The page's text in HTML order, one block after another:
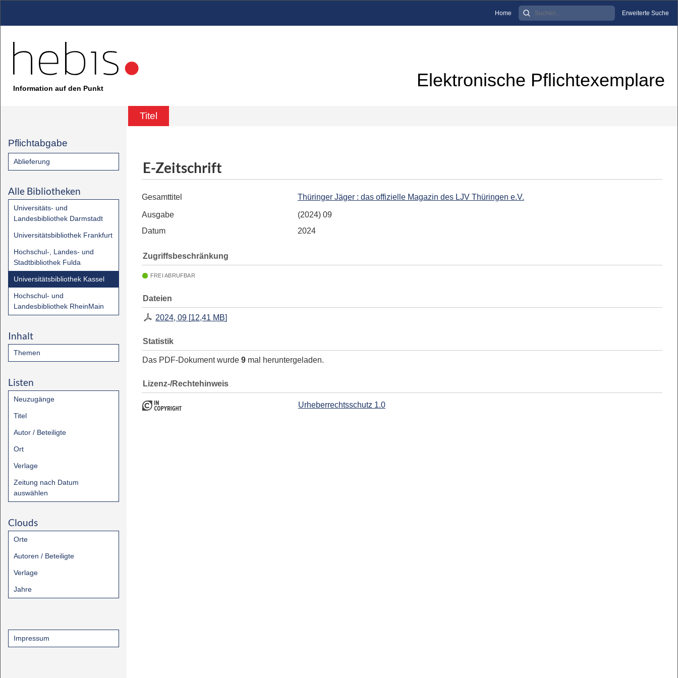
Home Erweiterte Suche
Information auf den Punkt Elektronische Pflichtexemplare
Titel
Pflichtabgabe
Ablieferung
Alle Bibliotheken
Universitäts- und
Landesbibliothek Darmstadt
Universitätsbibliothek Frankfurt
Hochschul-, Landes- und
Stadtbibliothek Fulda
Universitätsbibliothek Kassel
Hochschul- und
Landesbibliothek RheinMain
Inhalt
Themen
Listen
Neuzugänge
Titel
Autor / Beteiligte
Ort
Verlage
Zeitung nach Datum
auswählen
Clouds
Orte
Autoren / Beteiligte
Verlage
Jahre
Impressum
E-Zeitschrift
Gesamttitel Thüringer Jäger : das offizielle Magazin des LJV Thüringen e.V.
Ausgabe
(2024) 09
Datum
2024
Zugriffsbeschränkung
FREI ABRUFBAR
Dateien
2024, 09 [12,41 MB]
Statistik
Das PDF-Dokument wurde 9 mal heruntergeladen.
Lizenz-/Rechtehinweis
Urheberrechtsschutz 1.0